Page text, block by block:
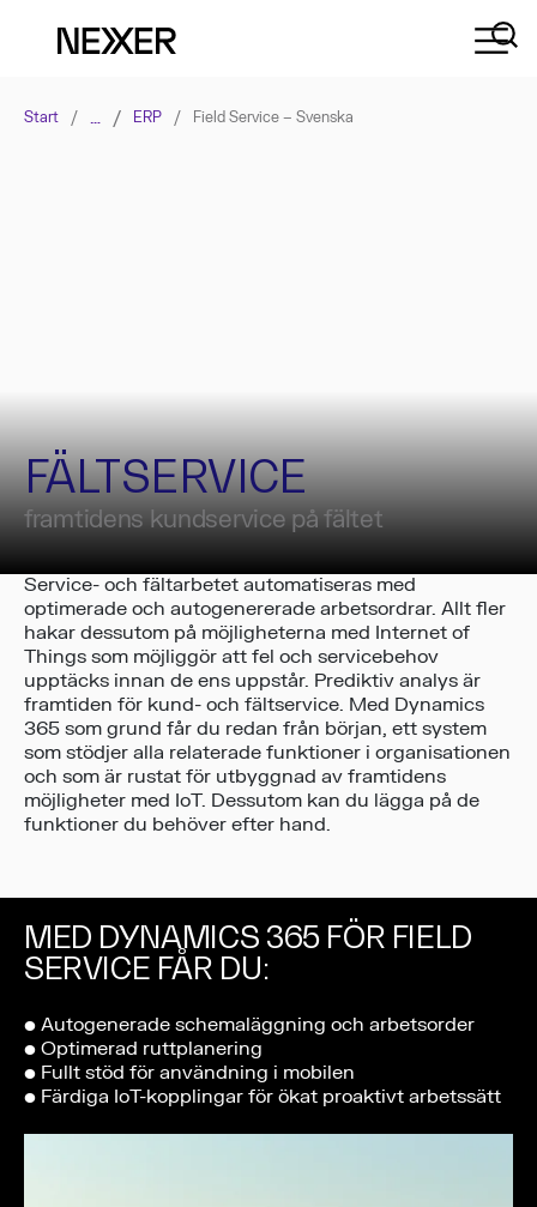
Start / … / ERP / Field Service – Svenska
FÄLTSERVICE
framtidens kundservice på fältet
Service- och fältarbetet automatiseras med
optimerade och autogenererade arbetsordrar. Allt fler
hakar dessutom på möjligheterna med Internet of
Things som möjliggör att fel och servicebehov
upptäcks innan de ens uppstår. Prediktiv analys är
framtiden för kund- och fältservice. Med Dynamics
365 som grund får du redan från början, ett system
som stödjer alla relaterade funktioner i organisationen
och som är rustat för utbyggnad av framtidens
möjligheter med IoT. Dessutom kan du lägga på de
funktioner du behöver efter hand.
MED DYNAMICS 365 FÖR FIELD
SERVICE FÅR DU:
• Autogenerade schemaläggning och arbetsorder
• Optimerad ruttplanering
• Fullt stöd för användning i mobilen
• Färdiga IoT-kopplingar för ökat proaktivt arbetssätt